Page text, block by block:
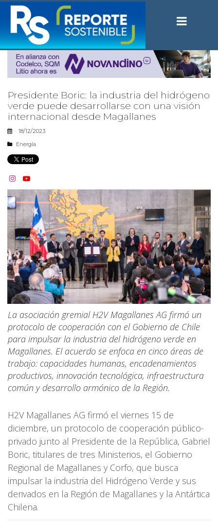
Presidente Boric: la industria del hidrógeno
verde puede desarrollarse con una visión
internacional desde Magallanes
18/12/2023
Energía
 
La asociación gremial H2V Magallanes AG firmó un
protocolo de cooperación con el Gobierno de Chile
para impulsar la industria del hidrógeno verde en
Magallanes. El acuerdo se enfoca en cinco áreas de
trabajo: capacidades humanas, encadenamientos
productivos, innovación tecnológica, infraestructura
común y desarrollo armónico de la Región.
H2V Magallanes AG firmó el viernes 15 de
diciembre, un protocolo de cooperación público-
privado junto al Presidente de la República, Gabriel
Boric, titulares de tres Ministerios, el Gobierno
Regional de Magallanes y Corfo, que busca
impulsar la industria del Hidrógeno Verde y sus
derivados en la Región de Magallanes y la Antártica
Chilena.